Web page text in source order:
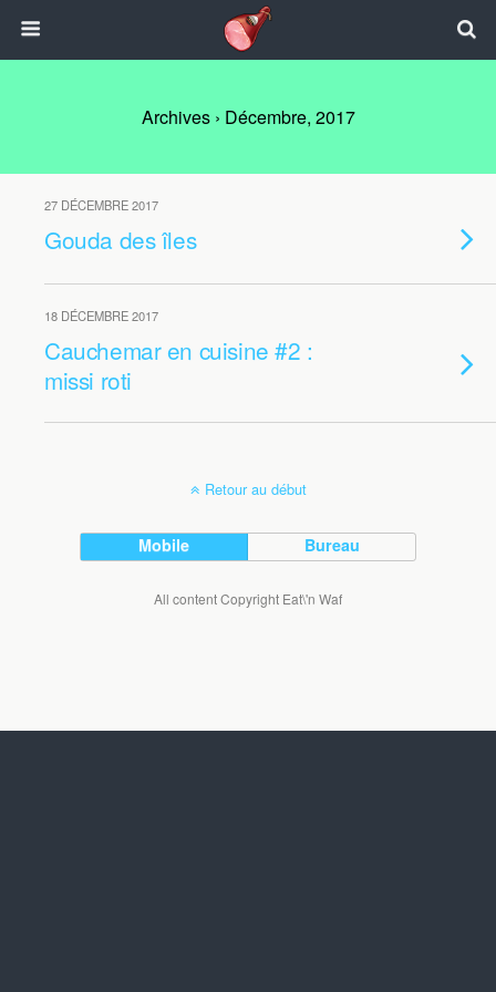
Archives › Décembre, 2017
27 DÉCEMBRE 2017
Gouda des îles
18 DÉCEMBRE 2017
Cauchemar en cuisine #2 :
missi roti
Retour au début
Mobile Bureau
All content Copyright Eat\'n Waf